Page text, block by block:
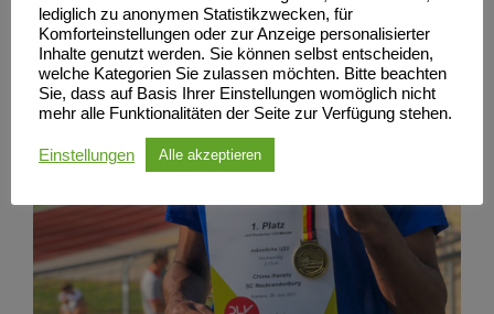
lediglich zu anonymen Statistikzwecken, für
Komforteinstellungen oder zur Anzeige personalisierter
Inhalte genutzt werden. Sie können selbst entscheiden,
welche Kategorien Sie zulassen möchten. Bitte beachten
Sie, dass auf Basis Ihrer Einstellungen womöglich nicht
mehr alle Funktionalitäten der Seite zur Verfügung stehen.
Einstellungen Alle akzeptieren